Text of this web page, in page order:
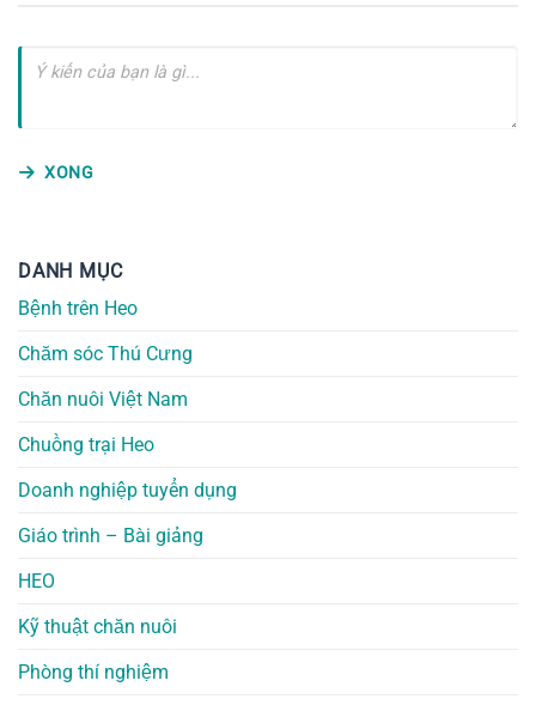
XONG
DANH MỤC
Bệnh trên Heo
Chăm sóc Thú Cưng
Chăn nuôi Việt Nam
Chuồng trại Heo
Doanh nghiệp tuyển dụng
Giáo trình – Bài giảng
HEO
Kỹ thuật chăn nuôi
Phòng thí nghiệm